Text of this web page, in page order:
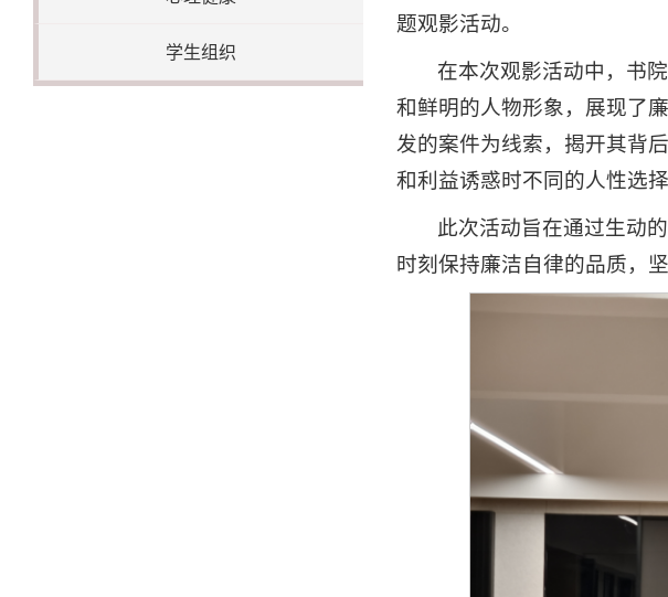
学生组织
题观影活动。
在本次观影活动中，书
和鲜明的人物形象，展现了
发的案件为线索，揭开其背
和利益诱惑时不同的人性选
此次活动旨在通过生动
时刻保持廉洁自律的品质，